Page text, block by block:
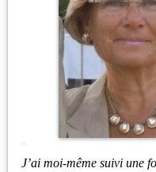
"
J’ai moi-même suivi une